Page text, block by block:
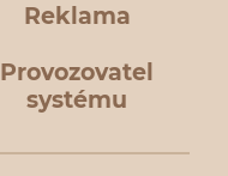
Reklama
Provozovatel
systému